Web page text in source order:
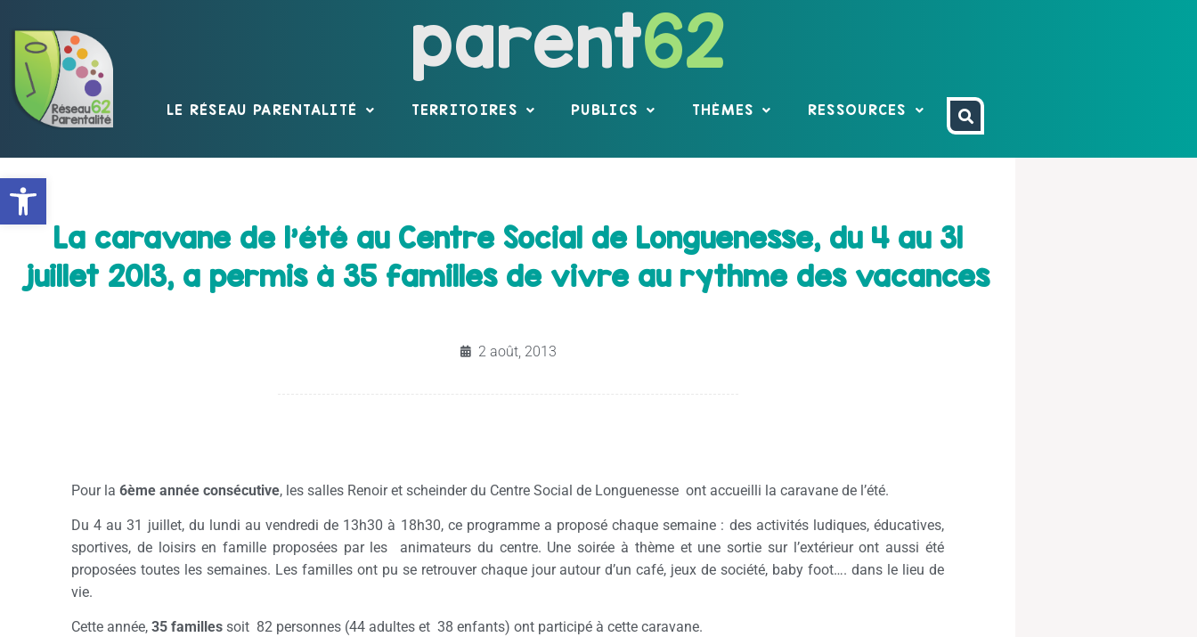
Ouvrir la barre d’outils
parent62
LE RÉSEAU PARENTALITÉ TERRITOIRES PUBLICS THÈMES RESSOURCES
La caravane de l’été au Centre Social de Longuenesse, du 4 au 31
juillet 2013, a permis à 35 familles de vivre au rythme des vacances
2 août, 2013
Pour la 6ème année consécutive, les salles Renoir et scheinder du Centre Social de Longuenesse ont accueilli la caravane de l’été.
Du 4 au 31 juillet, du lundi au vendredi de 13h30 à 18h30, ce programme a proposé chaque semaine : des activités ludiques, éducatives,
sportives, de loisirs en famille proposées par les animateurs du centre. Une soirée à thème et une sortie sur l’extérieur ont aussi été
proposées toutes les semaines. Les familles ont pu se retrouver chaque jour autour d’un café, jeux de société, baby foot…. dans le lieu de
vie.
Cette année, 35 familles soit 82 personnes (44 adultes et 38 enfants) ont participé à cette caravane.